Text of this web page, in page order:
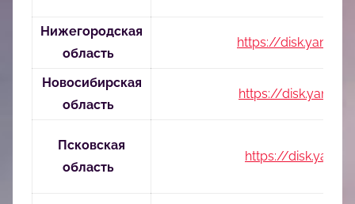
Нижегородская
область
https://
Новосибирская
область
https://
Псковская
область
https://